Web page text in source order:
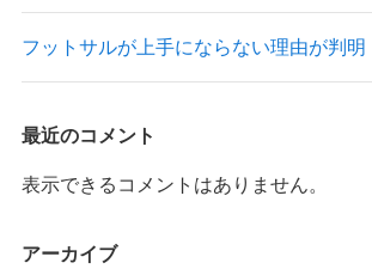
フットサルが上手にならない理由が判明
最近のコメント
表示できるコメントはありません。
アーカイブ